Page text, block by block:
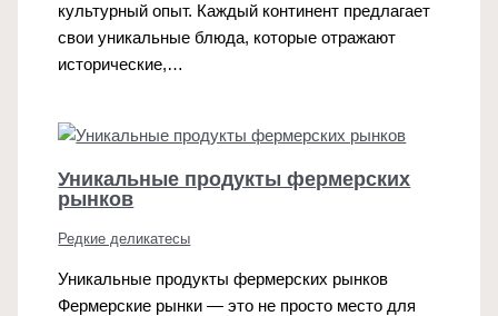
культурный опыт. Каждый континент предлагает
свои уникальные блюда, которые отражают
исторические,…
Уникальные продукты фермерских
рынков
Редкие деликатесы
Уникальные продукты фермерских рынков
Фермерские рынки — это не просто место для